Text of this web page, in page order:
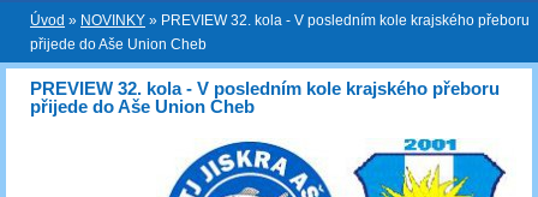
Úvod » NOVINKY » PREVIEW 32. kola - V posledním kole krajského přeboru
přijede do Aše Union Cheb
PREVIEW 32. kola - V posledním kole krajského přeboru
přijede do Aše Union Cheb